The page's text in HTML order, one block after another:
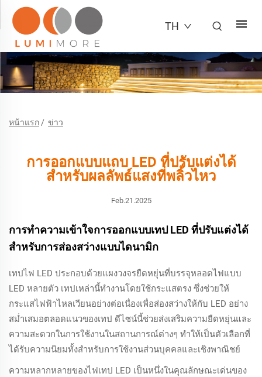
TH
หน้าแรก / ข่าว
การออกแบบแถบ LED ที่ปรับแต่งได้
สำหรับผลลัพธ์แสงที่พลิ้วไหว
Feb.21.2025
การทำความเข้าใจการออกแบบเทป LED ที่ปรับแต่งได้
สำหรับการส่องสว่างแบบไดนามิก
เทปไฟ LED ประกอบด้วยแผงวงจรยืดหยุ่นที่บรรจุหลอดไฟแบบ
LED หลายตัว เทปเหล่านี้ทำงานโดยใช้กระแสตรง ซึ่งช่วยให้
กระแสไฟฟ้าไหลเวียนอย่างต่อเนื่องเพื่อส่องสว่างให้กับ LED อย่าง
สม่ำเสมอตลอดแนวของเทป ดีไซน์นี้ช่วยส่งเสริมความยืดหยุ่นและ
ความสะดวกในการใช้งานในสถานการณ์ต่างๆ ทำให้เป็นตัวเลือกที่
ได้รับความนิยมทั้งสำหรับการใช้งานส่วนบุคคลและเชิงพาณิชย์
ความหลากหลายของไฟเทป LED เป็นหนึ่งในคุณลักษณะเด่นของ